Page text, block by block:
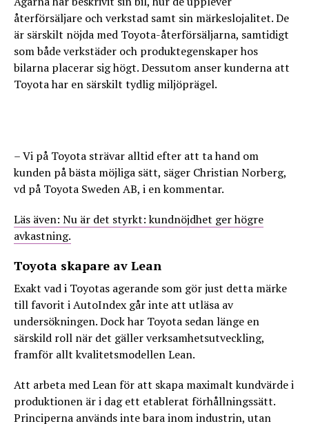
återförsäljare och verkstad samt sin märkeslojalitet. De
är särskilt nöjda med Toyota-återförsäljarna, samtidigt
som både verkstäder och produktegenskaper hos
bilarna placerar sig högt. Dessutom anser kunderna att
Toyota har en särskilt tydlig miljöprägel.
– Vi på Toyota strävar alltid efter att ta hand om
kunden på bästa möjliga sätt, säger Christian Norberg,
vd på Toyota Sweden AB, i en kommentar.
Läs även: Nu är det styrkt: kundnöjdhet ger högre
avkastning.
Toyota skapare av Lean
Exakt vad i Toyotas agerande som gör just detta märke
till favorit i AutoIndex går inte att utläsa av
undersökningen. Dock har Toyota sedan länge en
särskild roll när det gäller verksamhetsutveckling,
framför allt kvalitetsmodellen Lean.
Att arbeta med Lean för att skapa maximalt kundvärde i
produktionen är i dag ett etablerat förhållningssätt.
Principerna används inte bara inom industrin, utan